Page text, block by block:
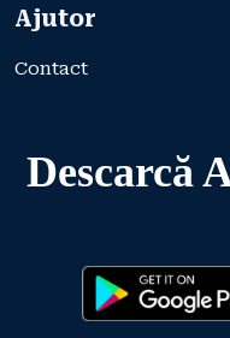
Ajutor
Contact
Descarcă